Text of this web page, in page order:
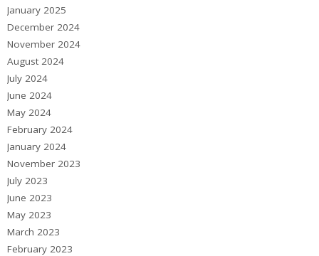
January 2025
December 2024
November 2024
August 2024
July 2024
June 2024
May 2024
February 2024
January 2024
November 2023
July 2023
June 2023
May 2023
March 2023
February 2023